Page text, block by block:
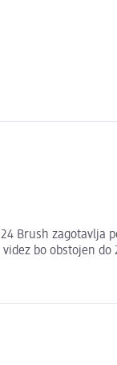
Brush zagotavlja
bo obstojen do